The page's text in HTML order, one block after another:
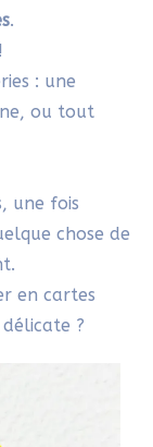
formes
Ketty !
éveille